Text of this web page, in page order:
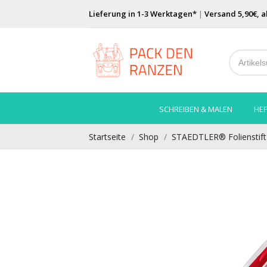
Lieferung in 1-3 Werktagen* |Versand 5,90€,
SCHREIBEN & MALEN
Startseite Shop STAEDTLER®